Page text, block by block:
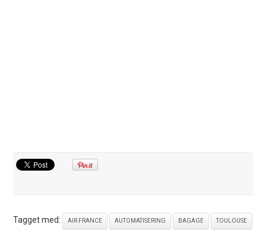
Tagget med: AIR FRANCE AUTOMATISERING BAGAGE TOULOUSE